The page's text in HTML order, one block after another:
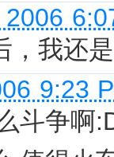
，我还
9:23
斗争啊